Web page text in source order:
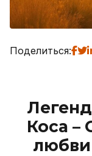
Поделиться:
Коса –